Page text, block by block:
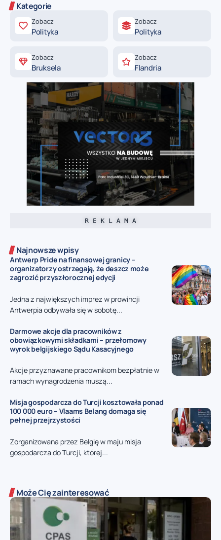
Kategorie
Zobacz
Polityka
Zobacz
Polityka
Zobacz
Bruksela
Zobacz
Flandria
R E K L A M A
Najnowsze wpisy
Antwerp Pride na finansowej granicy –
organizatorzy ostrzegają, że deszcz może
zagrozić przyszłorocznej edycji
Jedna z największych imprez w prowincji
Antwerpia odbywała się w sobotę...
Darmowe akcje dla pracowników z
obowiązkowymi składkami – przełomowy
wyrok belgijskiego Sądu Kasacyjnego
Akcje przyznawane pracownikom bezpłatnie w
ramach wynagrodzenia muszą...
Misja gospodarcza do Turcji kosztowała ponad
100 000 euro – Vlaams Belang domaga się
pełnej przejrzystości
Zorganizowana przez Belgię w maju misja
gospodarcza do Turcji, której...
Może Cię zainteresować